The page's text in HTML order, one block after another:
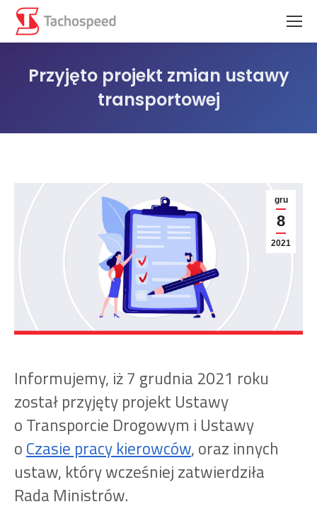
Przyjęto projekt zmian ustawy
transportowej
gru
8
2021
Informujemy, iż 7 grudnia 2021 roku
został przyjęty projekt Ustawy
o Transporcie Drogowym i Ustawy
o Czasie pracy kierowców, oraz innych
ustaw, który wcześniej zatwierdziła
Rada Ministrów.